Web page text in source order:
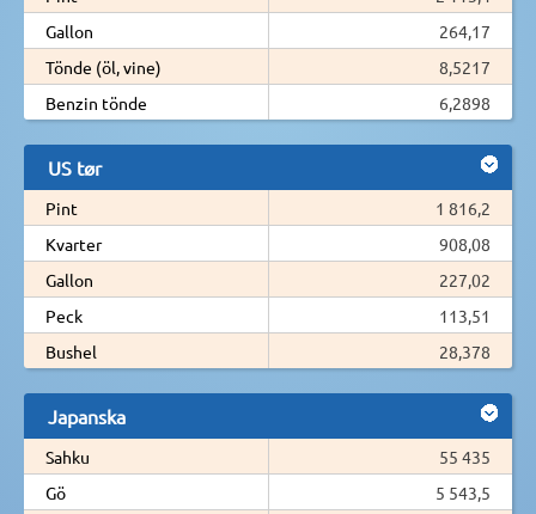
Gallon
264,17
Tönde (öl, vine)
8,5217
Benzin tönde
6,2898
US tør
Pint
1 816,2
Kvarter
908,08
Gallon
227,02
Peck
113,51
Bushel
28,378
Japanska
Sahku
55 435
Gö
5 543,5